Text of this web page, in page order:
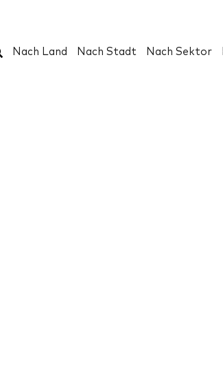
Suchen
Nach Land Nach Stadt Nach Sektor